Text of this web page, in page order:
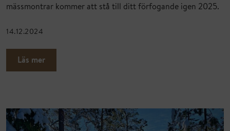
mässmontrar kommer att stå till ditt förfogande igen 2025.
14.12.2024
Läs mer